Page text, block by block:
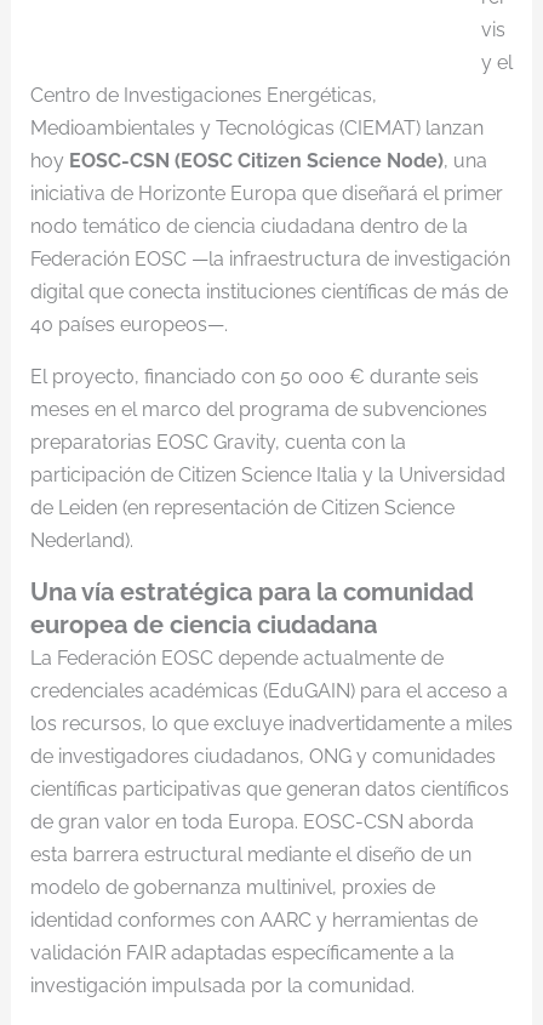
vis
y el
Centro de Investigaciones Energéticas,
Medioambientales y Tecnológicas (CIEMAT) lanzan
hoy EOSC-CSN (EOSC Citizen Science Node), una
iniciativa de Horizonte Europa que diseñará el primer
nodo temático de ciencia ciudadana dentro de la
Federación EOSC —la infraestructura de investigación
digital que conecta instituciones científicas de más de
40 países europeos—.
El proyecto, financiado con 50 000 € durante seis
meses en el marco del programa de subvenciones
preparatorias EOSC Gravity, cuenta con la
participación de Citizen Science Italia y la Universidad
de Leiden (en representación de Citizen Science
Nederland).
Una vía estratégica para la comunidad
europea de ciencia ciudadana
La Federación EOSC depende actualmente de
credenciales académicas (EduGAIN) para el acceso a
los recursos, lo que excluye inadvertidamente a miles
de investigadores ciudadanos, ONG y comunidades
científicas participativas que generan datos científicos
de gran valor en toda Europa. EOSC-CSN aborda
esta barrera estructural mediante el diseño de un
modelo de gobernanza multinivel, proxies de
identidad conformes con AARC y herramientas de
validación FAIR adaptadas específicamente a la
investigación impulsada por la comunidad.